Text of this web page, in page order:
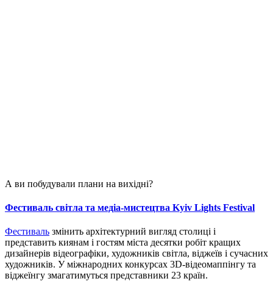
А ви побудували плани на вихідні?
Фестиваль світла та медіа-мистецтва Kyiv Lights Festival
Фестиваль змінить архітектурний вигляд столиці і
представить киянам і гостям міста десятки робіт кращих
дизайнерів відеографіки, художників світла, віджеїв і сучасних
художників. У міжнародних конкурсах 3D-відеомаппінгу та
віджеїнгу змагатимуться представники 23 країн.